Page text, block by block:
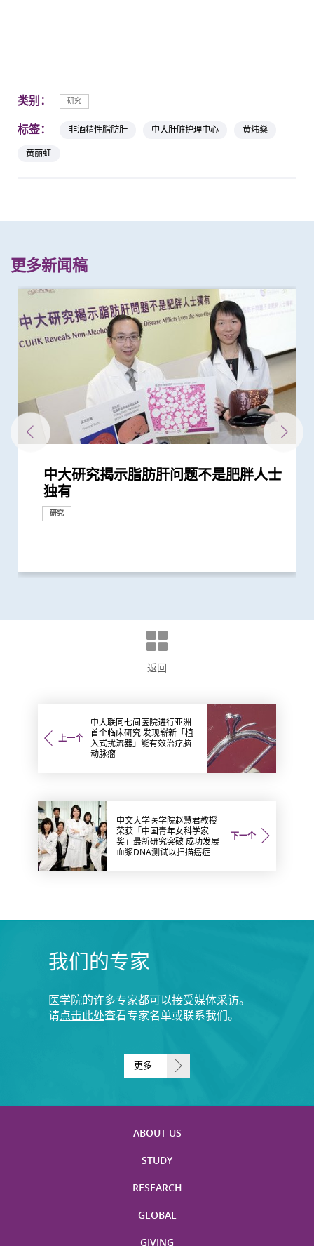
类别： 研究
标签： 非酒精性脂肪肝 中大肝脏护理中心
黄炜燊
黄丽虹
更多新闻稿
中大研究揭示脂肪肝问题不是肥胖人士
独有
研究
中大设计生活模式辅导计划 六成脂肪
肝患者不药而愈
健康推广计划
中大制订肝癌风险评估指数 准确预测
乙肝病人的肝癌风险
研究
中大进行全民肝脏健康普查 推算百万
港人患脂肪肝
研究
中大发现脂肪肝患者患大肠瘜肉机会较
高
研究
中大研究揭示乙肝药「富马酸替诺福
韦」增长者骨折风险
研究
中大研究发现乙肝康复者的严重肝病并
发症风险会随时间下降 唯仍须注意患
肝癌风险 建议接受长期肝癌监测
中大研究显示新冠肺炎患者常见有肝脏
受损问题 建议监测患者肝功能 及早发
现病情恶化
中大研究发现每5名糖尿病患者中 1人
因脂肪肝引致严重肝纤维化或肝硬化
研究
中大最新研究揭示本港每年逾十万非酒
精性脂肪肝新症
研究
中大调查指丙型肝炎隐性高 近九成患
者不自觉 传统治疗过程虽艰巨 吁患者
勿放弃
抗病毒治疗能预防肝癌复发 中大代表
香港拟定亚太区慢性乙肝治疗指引
研究
中大与法大学合作研究 成功为肥胖人
士进行无创肝纤维化检查
研究
中大发现乙肝表面抗原定量 能助乙肝
患者有效预测合适的停药时间
研究
中大与内地学者领导全球首个由中国学
者主理的《柳叶刀》癌症委员会报告
预计2050年肝癌患者翻倍 六成肝癌...
中大发现调整生活方式的介入治疗方案
可减轻近七成爱滋病病毒感染者的代谢
性脂肪肝病情
中大研究证实新冠口服药有效降低院舍
长者五成入院风险及防止病情恶化
研究
中大研究发现非酒精性脂肪肝诱发肝癌
的关键致癌基因
研究
中大研究揭乙肝康复者仍存罹患肝癌风
险
研究
中大评估及治疗逾300名因吸食氯胺酮
而患有排尿功能障碍青年 最新研究证
实综合消炎治疗能显著改善病情
中大四科研项目荣获国家教育部高等学
校科学研究优秀成果奖 为本港院校之
冠
返回
上一个
中大联同七间医院进行亚洲
首个临床研究 发现崭新「植
入式扰流器」能有效治疗脑
动脉瘤
下一个
中文大学医学院赵慧君教授
荣获「中国青年女科学家
奖」最新研究突破 成功发展
血浆DNA测试以扫描癌症
我们的专家
医学院的许多专家都可以接受媒体采访。
请点击此处查看专家名单或联系我们。
更多
ABOUT US
STUDY
RESEARCH
GLOBAL
GIVING